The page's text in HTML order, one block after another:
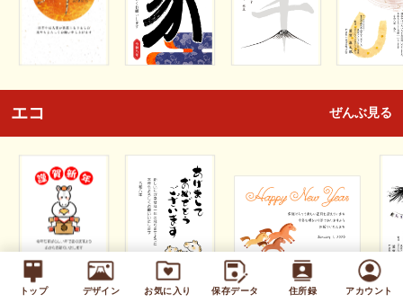
トップ デザイン お気に入り 保存データ 住所録 アカウント
エコ ぜんぶ見る